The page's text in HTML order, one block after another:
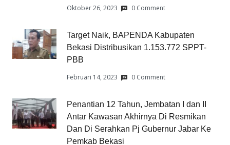
Oktober 26, 2023 0 Comment
Target Naik, BAPENDA Kabupaten
Bekasi Distribusikan 1.153.772 SPPT-
PBB
Februari 14, 2023 0 Comment
Penantian 12 Tahun, Jembatan I dan II
Antar Kawasan Akhirnya Di Resmikan
Dan Di Serahkan Pj Gubernur Jabar Ke
Pemkab Bekasi